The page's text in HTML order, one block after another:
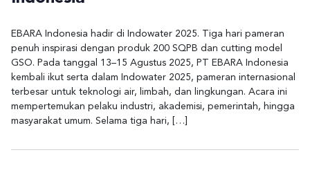
EBARA Indonesia hadir di Indowater 2025. Tiga hari pameran
penuh inspirasi dengan produk 200 SQPB dan cutting model
GSO. Pada tanggal 13–15 Agustus 2025, PT EBARA Indonesia
kembali ikut serta dalam Indowater 2025, pameran internasional
terbesar untuk teknologi air, limbah, dan lingkungan. Acara ini
mempertemukan pelaku industri, akademisi, pemerintah, hingga
masyarakat umum. Selama tiga hari, […]